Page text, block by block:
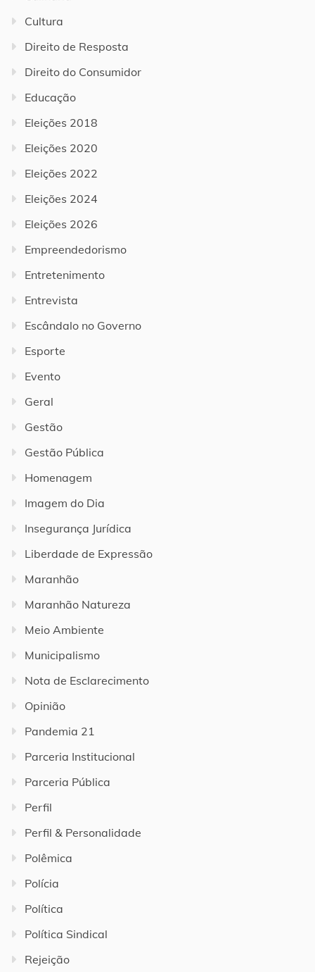
Cultura
Direito de Resposta
Direito do Consumidor
Educação
Eleições 2018
Eleições 2020
Eleições 2022
Eleições 2024
Eleições 2026
Empreendedorismo
Entretenimento
Entrevista
Escândalo no Governo
Esporte
Evento
Geral
Gestão
Gestão Pública
Homenagem
Imagem do Dia
Insegurança Jurídica
Liberdade de Expressão
Maranhão
Maranhão Natureza
Meio Ambiente
Municipalismo
Nota de Esclarecimento
Opinião
Pandemia 21
Parceria Institucional
Parceria Pública
Perfil
Perfil & Personalidade
Polêmica
Polícia
Política
Política Sindical
Rejeição